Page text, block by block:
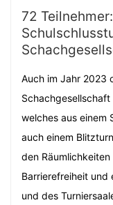
72
Auch im Jahr 2023
Schachgesellschaft
welches aus einem
auch einem
den
Barrierefreiheit und
und des